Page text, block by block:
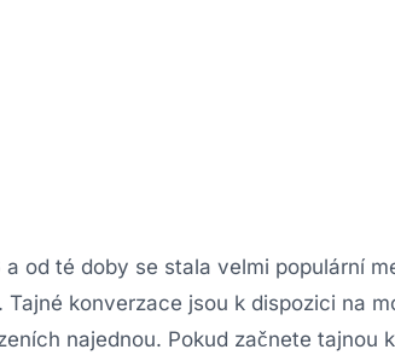
od té doby se stala velmi populární
konverzace jsou k dispozici na
najednou. Pokud začnete tajnou